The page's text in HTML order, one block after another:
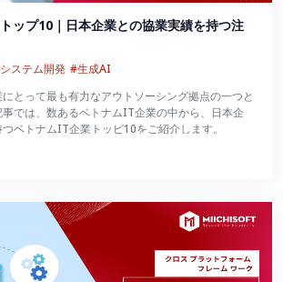
ップ10｜日本企業との協業実績を持つ注
ステム開発 #生成AI
とって最も有力なアウトソーシング拠点の一つと
では、数あるベトナムIT企業の中から、日本企
ベトナムIT企業トッピ10をご紹介します。